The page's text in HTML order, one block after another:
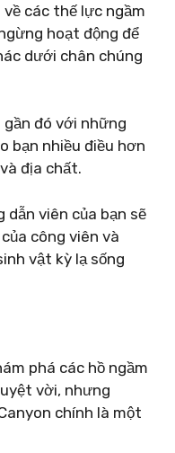
các thế lực ngầm
hoạt động để
dưới chân chúng
đó với những
bạn nhiều điều hơn
địa chất.
viên của bạn sẽ
công viên và
vật kỳ lạ sống
phá các hồ ngầm
vời, nhưng
chính là một